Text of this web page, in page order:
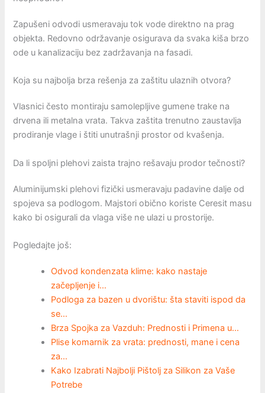
Zapušeni odvodi usmeravaju tok vode direktno na prag
objekta. Redovno održavanje osigurava da svaka kiša brzo
ode u kanalizaciju bez zadržavanja na fasadi.
Koja su najbolja brza rešenja za zaštitu ulaznih otvora?
Vlasnici često montiraju samolepljive gumene trake na
drvena ili metalna vrata. Takva zaštita trenutno zaustavlja
prodiranje vlage i štiti unutrašnji prostor od kvašenja.
Da li spoljni plehovi zaista trajno rešavaju prodor tečnosti?
Aluminijumski plehovi fizički usmeravaju padavine dalje od
spojeva sa podlogom. Majstori obično koriste Ceresit masu
kako bi osigurali da vlaga više ne ulazi u prostorije.
Pogledajte još:
Odvod kondenzata klime: kako nastaje
začepljenje i…
Podloga za bazen u dvorištu: šta staviti ispod da
se…
Brza Spojka za Vazduh: Prednosti i Primena u…
Plise komarnik za vrata: prednosti, mane i cena
za…
Kako Izabrati Najbolji Pištolj za Silikon za Vaše
Potrebe